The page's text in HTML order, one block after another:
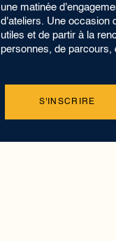
une matinée
d'ateliers. Une occasion
utiles et de partir à la
personnes, de parcours,
S'INSCRIRE